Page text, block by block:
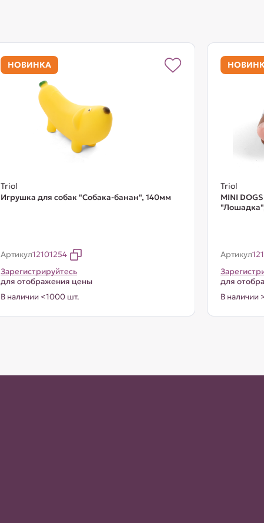
НОВИНКА
Triol
Игрушка для собак "Собака-банан", 140мм
Артикул12101254
Зарегистрируйтесь
для отображения цены
В наличии <1000 шт.
Triol
MINI
Артикул
для
В наличии